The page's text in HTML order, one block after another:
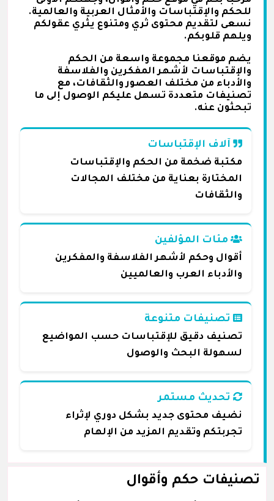
للحكم والإقتباسات والأمثال العربية والعالمية.
نسعى لتقديم محتوى ثري ومتنوع يثري عقولكم
ويلهم قلوبكم.
يضم موقعنا مجموعة واسعة من الحكم
والإقتباسات لأشهر المفكرين والفلاسفة
والأدباء من مختلف العصور والثقافات، مع
تصنيفات متعددة تسهل عليكم الوصول إلى ما
تبحثون عنه.
آلاف الإقتباسات
مكتبة ضخمة من الحكم والإقتباسات
المختارة بعناية من مختلف المجالات
والثقافات
مئات المؤلفين
أقوال وحكم لأشهر الفلاسفة والمفكرين
والأدباء العرب والعالميين
تصنيفات متنوعة
تصنيف دقيق للإقتباسات حسب المواضيع
لسهولة البحث والوصول
تحديث مستمر
نضيف محتوى جديد بشكل دوري لإثراء
تجربتكم وتقديم المزيد من الإلهام
تصنيفات حكم وأقوال